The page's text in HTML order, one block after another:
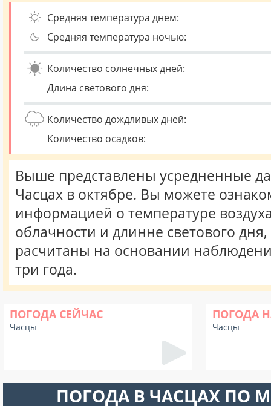
Средняя температура днем:
Средняя температура ночью:
Количество солнечных дней:
Длина светового дня:
Количество дождливых дней:
Количество осадков:
Выше представлены усредненные
Часцах в октябре. Вы можете
информацией о температуре
облачности и длинне светового
расчитаны на основании
три года.
ПОГОДА СЕЙЧАС
Часцы
ПОГОДА
Часцы
ПОГОДА В ЧАСЦАХ ПО